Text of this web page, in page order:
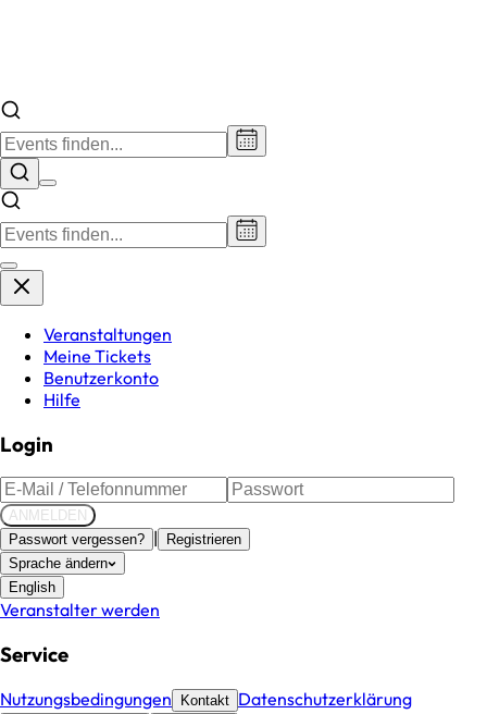
Veranstaltungen
Meine Tickets
Benutzerkonto
Hilfe
Login
ANMELDEN
Passwort vergessen? |
Registrieren
Sprache ändern
English
Veranstalter werden
Service
Nutzungsbedingungen Kontakt Datenschutzerklärung